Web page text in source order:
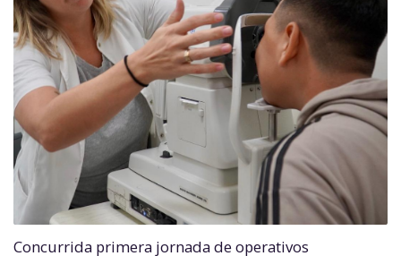
Concurrida primera jornada de operativos